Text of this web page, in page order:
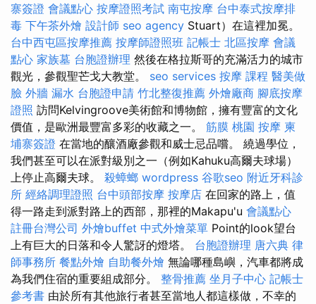
寨簽證 會議點心 按摩證照考試 南屯按摩 台中泰式按摩排
毒 下午茶外燴 設計師 seo agency Stuart）在這裡加冕。
台中西屯區按摩推薦 按摩師證照班 記帳士 北區按摩 會議
點心 家族墓 台胞證辦理 然後在格拉斯哥的充滿活力的城市
觀光，參觀聖芒戈大教堂。 seo services 按摩 課程 醫美做
臉 外牆 漏水 台胞證申請 竹北整復推薦 外燴廠商 腳底按摩
證照 訪問Kelvingroove美術館和博物館，擁有豐富的文化
價值，是歐洲最豐富多彩的收藏之一。 筋膜 桃園 按摩 柬
埔寨簽證 在當地的釀酒廠參觀和威士忌品嚐。 繞過學位，
我們甚至可以在派對級別之一（例如Kahuku高爾夫球場）
上停止高爾夫球。 殺蟑螂 wordpress 谷歌seo 附近牙科診
所 經絡調理證照 台中頭部按摩 按摩店 在回家的路上，值
得一路走到派對路上的西部，那裡的Makapu'u 會議點心
註冊台灣公司 外燴buffet 中式外燴菜單 Point的look望台
上有巨大的日落和令人驚訝的燈塔。 台胞證辦理 唐六典 律
師事務所 餐點外燴 自助餐外燴 無論哪種島嶼，汽車都將成
為我們住宿的重要組成部分。 整骨推薦 坐月子中心 記帳士
參考書 由於所有其他旅行者甚至當地人都這樣做，不幸的